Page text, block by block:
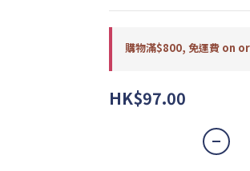
購物滿$800, 免運費 on
HK$97.00